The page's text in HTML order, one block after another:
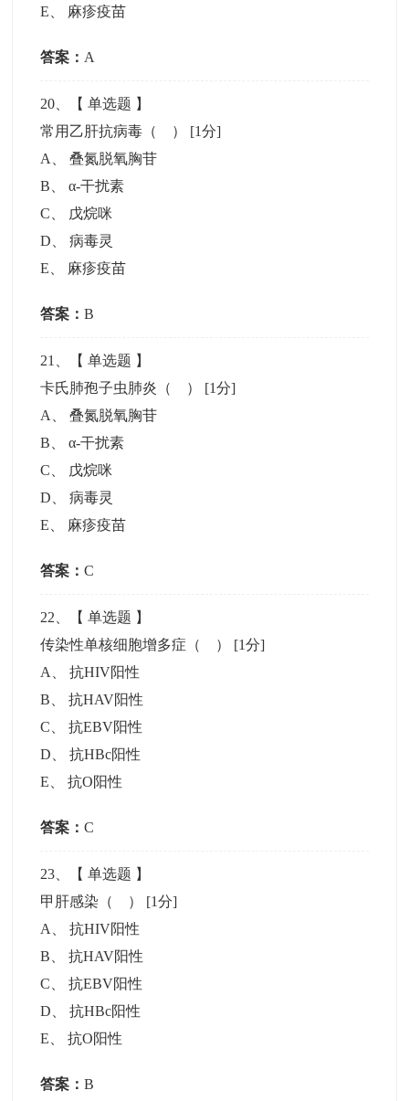
E 麻疹疫苗
答案： A
20 、【单选题 】
常用乙肝抗病毒（ ） [1分]
A
、叠氮脱氧胸苷
B 、α-干扰素
C
戊烷咪
D 、病毒灵
E
麻疹疫苗
答案：B
21 、【单选题 】
卡氏肺孢子虫肺炎（ ） [1分]
A
、叠氮脱氧胸苷
B 、α-干扰素
C
戊烷咪
D 、病毒灵
E
麻疹疫苗
答案：C
22 、【单选题 】
传染性单核细胞增多症（ ） [1分]
A
、抗HIV阳性
B 、抗HAV阳性
C 、抗EBV阳性
D 、抗HBc阳性
E 、抗O阳性
答案：C
23 、【单选题 】
甲肝感染（ ） [1分]
A
、抗HIV阳性
B 、抗HAV阳性
C 、抗EBV阳性
D 、抗HBc阳性
E 、抗O阳性
答案：B